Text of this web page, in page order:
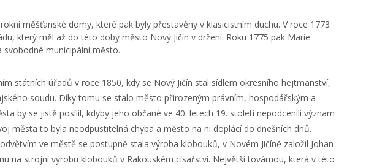
měšťanské domy, které pak byly přestavěny v klasicistním duchu. V roce 1773
který měl až do této doby město Nový Jičín v držení. Roku 1775 pak Marie
svobodné municipální město.
státních úřadů v roce 1850, kdy se Nový Jičín stal sídlem okresního hejtmanství,
soudu. Díky tomu se stalo město přirozeným právním, hospodářským a
by se jistě posílil, kdyby jeho občané ve 40. letech 19. století nepodcenili význam
města to byla neodpustitelná chyba a město na ni doplácí do dnešních dnů.
ve městě se postupně stala výroba klobouků, v Novém Jičíně založil Johan
na strojní výrobu klobouků v Rakouském císařství. Největší továrnou, která v této